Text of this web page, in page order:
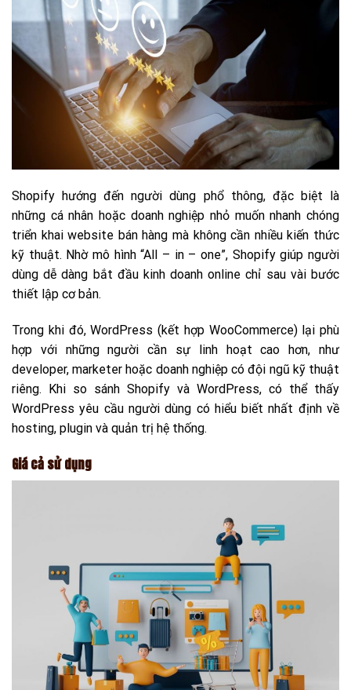
Shopify hướng đến người dùng phổ thông, đặc biệt là
những cá nhân hoặc doanh nghiệp nhỏ muốn nhanh chóng
triển khai website bán hàng mà không cần nhiều kiến thức
kỹ thuật. Nhờ mô hình “All – in – one”, Shopify giúp người
dùng dễ dàng bắt đầu kinh doanh online chỉ sau vài bước
thiết lập cơ bản.
Trong khi đó, WordPress (kết hợp WooCommerce) lại phù
hợp với những người cần sự linh hoạt cao hơn, như
developer, marketer hoặc doanh nghiệp có đội ngũ kỹ thuật
riêng. Khi so sánh Shopify và WordPress, có thể thấy
WordPress yêu cầu người dùng có hiểu biết nhất định về
hosting, plugin và quản trị hệ thống.
Giá cả sử dụng